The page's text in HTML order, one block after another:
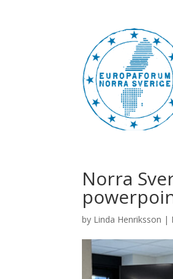
Norra
by Linda Henriksson |